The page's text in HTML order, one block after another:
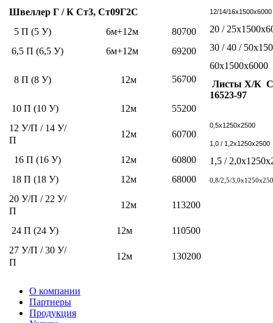
Швеллер Г / К Ст3, Ст09Г2С
5 П (5 У)
6м+12м
80700
6,5 П (6,5 У)
6м+12м 69200
8 П (8 У) 12м 56700
10 П (10 У) 12м
55200
12 У/П / 14 У/
П
12м 60700
16 П (16 У) 12м
60800
18 П (18 У)
12м
68000
20 У/П / 22 У/
П
12м 113200
24 П (24 У) 12м
110500
27 У/П / 30 У/
П
12м 130200
12/14/16х1500х6000
20 /
30 / 40 /
60х1500х6000
Листы Х/К
16523-97
0,5х1250х2500
1,0 / 1,2х1250х2500
1,5 /
0,8/2,5/
О компании
Партнеры
Продукция